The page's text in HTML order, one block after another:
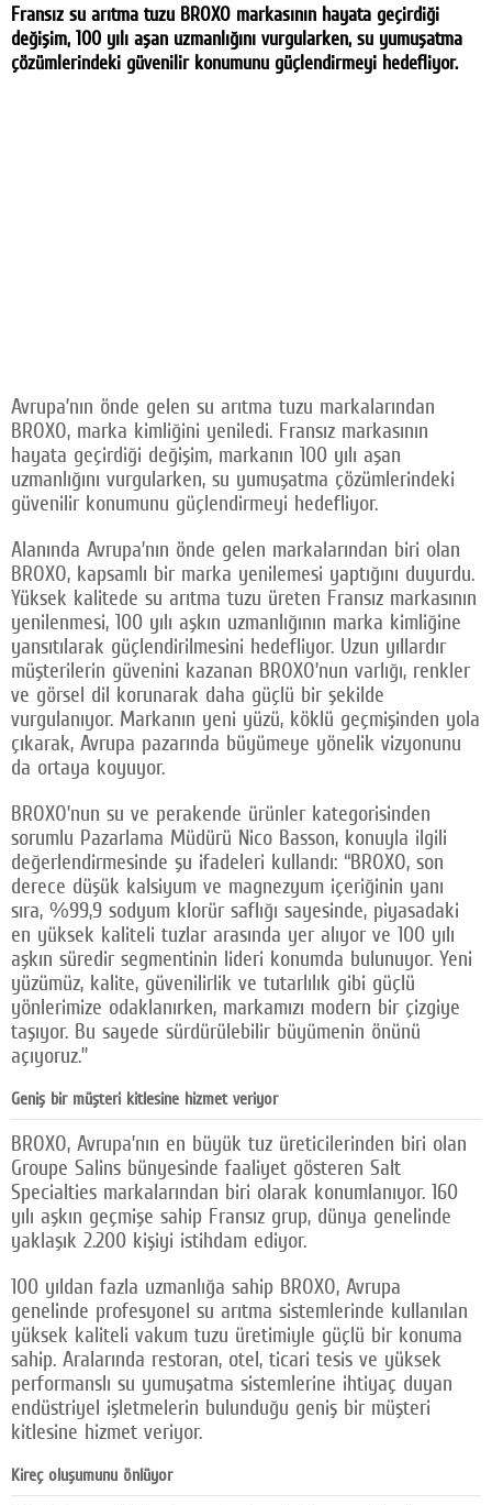
Fransız su arıtma tuzu BROXO markasının hayata geçirdiği
değişim, 100 yılı aşan uzmanlığını vurgularken, su yumuşatma
çözümlerindeki güvenilir konumunu güçlendirmeyi hedefliyor.
Avrupa’nın önde gelen su arıtma tuzu markalarından
BROXO, marka kimliğini yeniledi. Fransız markasının
hayata geçirdiği değişim, markanın 100 yılı aşan
uzmanlığını vurgularken, su yumuşatma çözümlerindeki
güvenilir konumunu güçlendirmeyi hedefliyor.
Alanında Avrupa’nın önde gelen markalarından biri olan
BROXO, kapsamlı bir marka yenilemesi yaptığını duyurdu.
Yüksek kalitede su arıtma tuzu üreten Fransız markasının
yenilenmesi, 100 yılı aşkın uzmanlığının marka kimliğine
yansıtılarak güçlendirilmesini hedefliyor. Uzun yıllardır
müşterilerin güvenini kazanan BROXO’nun varlığı, renkler
ve görsel dil korunarak daha güçlü bir şekilde
vurgulanıyor. Markanın yeni yüzü, köklü geçmişinden yola
çıkarak, Avrupa pazarında büyümeye yönelik vizyonunu
da ortaya koyuyor.
BROXO’nun su ve perakende ürünler kategorisinden
sorumlu Pazarlama Müdürü Nico Basson, konuyla ilgili
değerlendirmesinde şu ifadeleri kullandı: “BROXO, son
derece düşük kalsiyum ve magnezyum içeriğinin yanı
sıra, %99,9 sodyum klorür saflığı sayesinde, piyasadaki
en yüksek kaliteli tuzlar arasında yer alıyor ve 100 yılı
aşkın süredir segmentinin lideri konumda bulunuyor. Yeni
yüzümüz, kalite, güvenilirlik ve tutarlılık gibi güçlü
yönlerimize odaklanırken, markamızı modern bir çizgiye
taşıyor. Bu sayede sürdürülebilir büyümenin önünü
açıyoruz.”
Geniş bir müşteri kitlesine hizmet veriyor
BROXO, Avrupa’nın en büyük tuz üreticilerinden biri olan
Groupe Salins bünyesinde faaliyet gösteren Salt
Specialties markalarından biri olarak konumlanıyor. 160
yılı aşkın geçmişe sahip Fransız grup, dünya genelinde
yaklaşık 2.200 kişiyi istihdam ediyor.
100 yıldan fazla uzmanlığa sahip BROXO, Avrupa
genelinde profesyonel su arıtma sistemlerinde kullanılan
yüksek kaliteli vakum tuzu üretimiyle güçlü bir konuma
sahip. Aralarında restoran, otel, ticari tesis ve yüksek
performanslı su yumuşatma sistemlerine ihtiyaç duyan
endüstriyel işletmelerin bulunduğu geniş bir müşteri
kitlesine hizmet veriyor.
Kireç oluşumunu önlüyor